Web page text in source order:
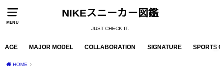
MENU
NIKEスニーカー図鑑
JUST CHECK IT.
AGE MAJOR MODEL COLLABORATION SIGNATURE SPORTS
HOME